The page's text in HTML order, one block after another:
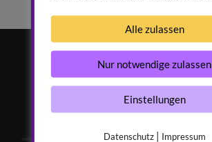
Mitglied werden...
Alle zulassen
Nur notwendige zulassen
Einstellungen
Datenschutz| Impressum